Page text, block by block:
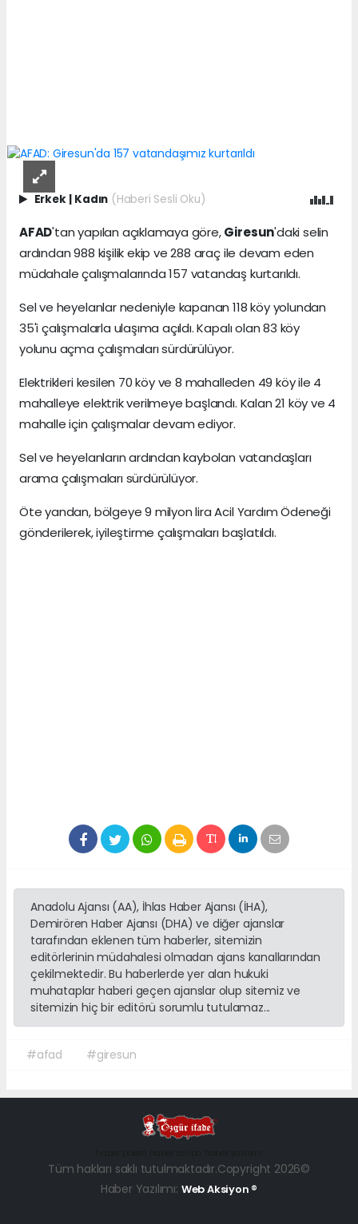
Erkek | Kadın (Haberi Sesli Oku)
AFAD'tan yapılan açıklamaya göre,Giresun'daki selin
ardından 988 kişilik ekip ve 288 araç ile devam eden
müdahale çalışmalarında 157 vatandaş kurtarıldı.
Sel ve heyelanlar nedeniyle kapanan 118 köy yolundan
35'i çalışmalarla ulaşıma açıldı. Kapalı olan 83 köy
yolunu açma çalışmaları sürdürülüyor.
Elektrikleri kesilen 70 köy ve 8 mahalleden 49 köy ile 4
mahalleye elektrik verilmeye başlandı. Kalan 21 köy ve 4
mahalle için çalışmalar devam ediyor.
Sel ve heyelanların ardından kaybolan vatandaşları
arama çalışmaları sürdürülüyor.
Öte yandan, bölgeye 9 milyon lira Acil Yardım Ödeneği
gönderilerek, iyileştirme çalışmaları başlatıldı.
Anadolu Ajansı (AA), İhlas Haber Ajansı (İHA),
Demirören Haber Ajansı (DHA) ve diğer ajanslar
tarafından eklenen tüm haberler, sitemizin
editörlerinin müdahalesi olmadan ajans kanallarından
çekilmektedir. Bu haberlerde yer alan hukuki
muhataplar haberi geçen ajanslar olup sitemiz ve
sitemizin hiç bir editörü sorumlu tutulamaz...
#afad #giresun
Tüm hakları saklı tutulmaktadır.Copyright 2026©
Haber Yazılımı: Web Aksiyon ®